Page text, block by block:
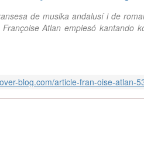
de musika andalusí i de
Atlan empiesó kantando
blog.com/article-fran-oise-atlan-